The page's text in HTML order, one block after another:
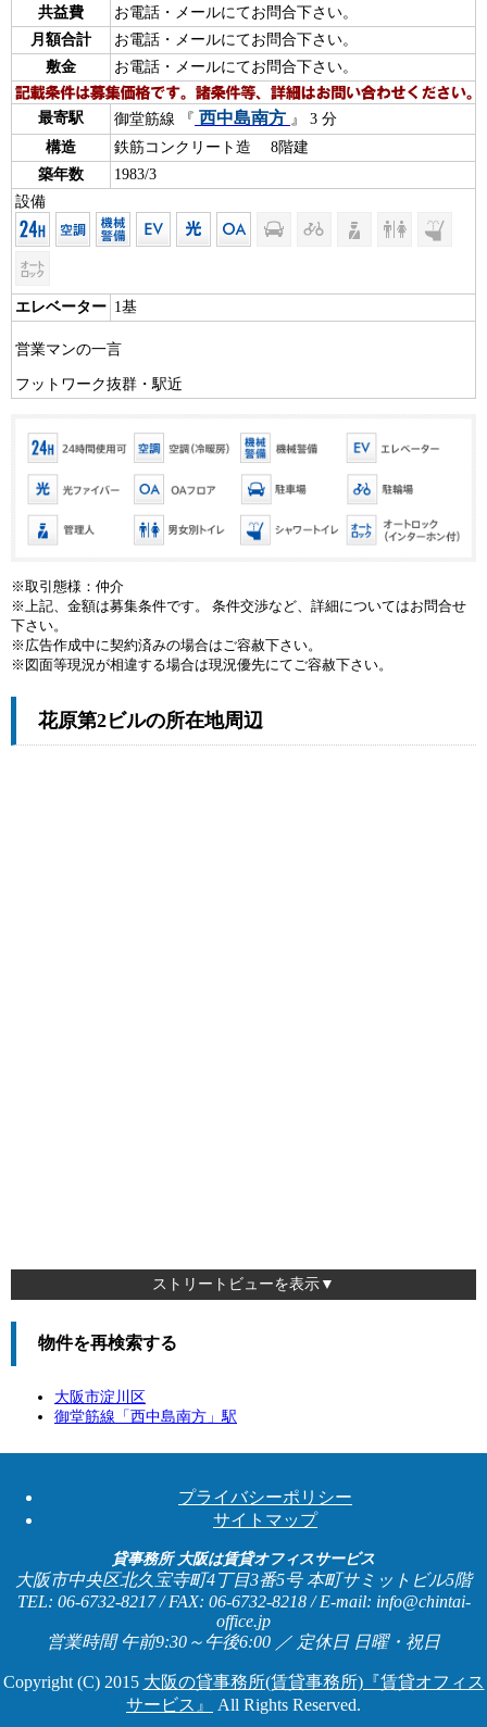
共益費
お電話・メールにてお問合下さい。
月額合計
お電話・メールにてお問合下さい。
敷金
お電話・メールにてお問合下さい。
最寄駅 御堂筋線 『 西中島南方 』 3 分
構造
鉄筋コンクリート造 8階建
築年数
1983/3
設備
エレベーター 1基
営業マンの一言
フットワーク抜群・駅近
※取引態様：仲介
※上記、金額は募集条件です。 条件交渉など、詳細についてはお問合せ
下さい。
※広告作成中に契約済みの場合はご容赦下さい。
※図面等現況が相違する場合は現況優先にてご容赦下さい。
花原第2ビルの所在地周辺
ストリートビューを表示▼
物件を再検索する
大阪市淀川区
御堂筋線「 西中島南方 」駅
プライバシーポリシー
サイトマップ
貸事務所 大阪は賃貸オフィスサービス
大阪市中央区北久宝寺町4丁目3番5号 本町サミットビル5階
TEL: 06-6732-8217 / FAX: 06-6732-8218 / E-mail: info@chintai-
office.jp
営業時間 午前9:30～午後6:00 ／ 定休日 日曜・祝日
Copyright (C) 2015 大阪の貸事務所(賃貸事務所)『賃貸オフィス
サービス』
All Rights Reserved.